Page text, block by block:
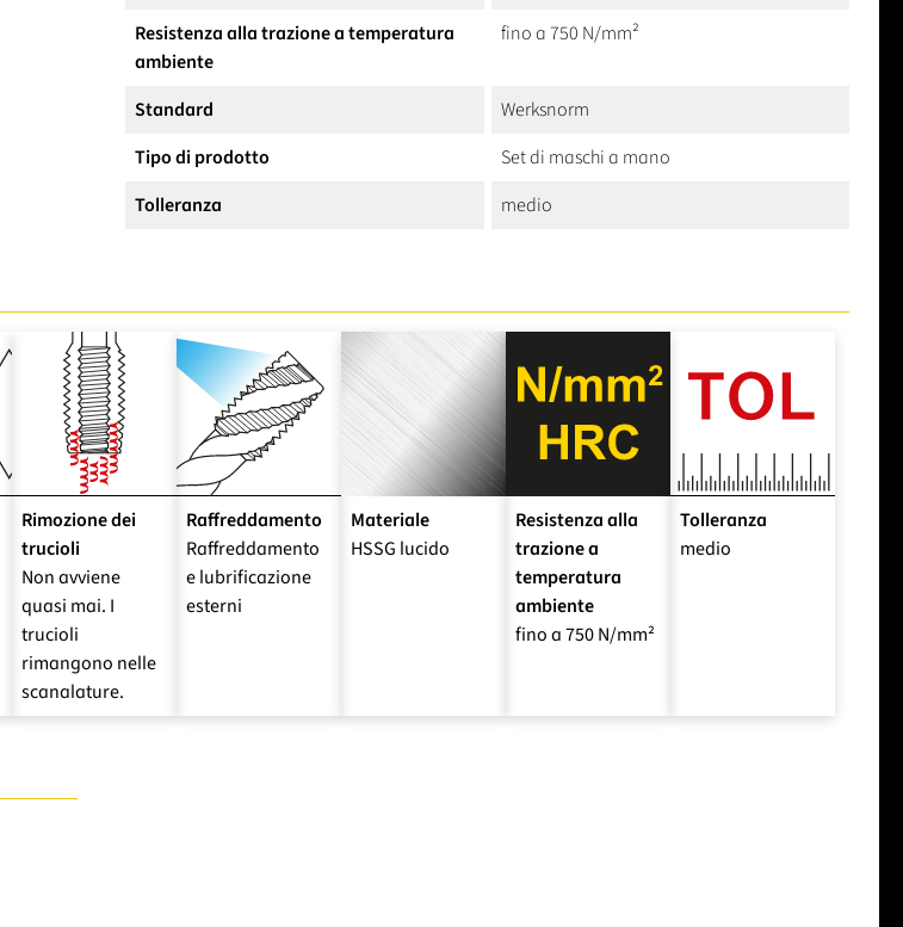
Resistenza alla trazione a temperatura
ambiente
fino a 750 N/mm²
Standard
Werksnorm
Tipo di prodotto
Set di maschi a mano
Tolleranza
medio
Rimozione dei
trucioli
Non avviene
quasi mai. I
trucioli
rimangono nelle
scanalature.
Raffreddamento
Raffreddamento
e lubrificazione
esterni
Materiale
HSSG lucido
Resistenza alla
trazione a
temperatura
ambiente
fino a 750 N/mm²
Tolleranza
medio